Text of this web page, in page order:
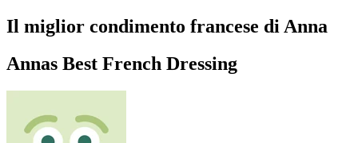
Il miglior condimento francese di Anna
Annas Best French Dressing